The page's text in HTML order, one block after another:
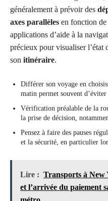
généralement à prévoir des
axes parallèles en fonction
applications d’aide à la
précieux pour visualiser l’état
son itinéraire.
Différer son voyage en
matin permet souvent
Vérification préalable de la
la prise de décision,
Pensez à faire des pauses
et la sécurité, en particulier
Lire : Transports à
et l’arrivée du paiement